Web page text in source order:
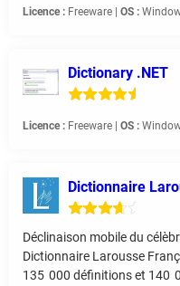
Licence : Freeware | OS :
Dictionary .NET
Licence : Freeware | OS :
Dictionnaire
Déclinaison mobile du
Dictionnaire Larousse
135 000 définitions et 140